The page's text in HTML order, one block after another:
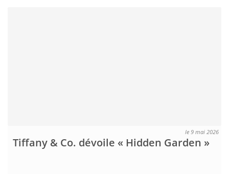
le 9 mai 2026
Tiffany & Co. dévoile « Hidden Garden »